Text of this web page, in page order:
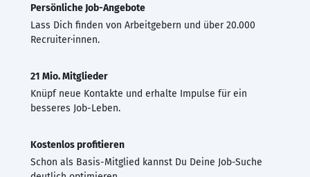
Persönliche Job-Angebote
Lass Dich finden von Arbeitgebern und über 20.000
Recruiter·innen.
21 Mio. Mitglieder
Knüpf neue Kontakte und erhalte Impulse für ein
besseres Job-Leben.
Kostenlos profitieren
Schon als Basis-Mitglied kannst Du Deine Job-Suche